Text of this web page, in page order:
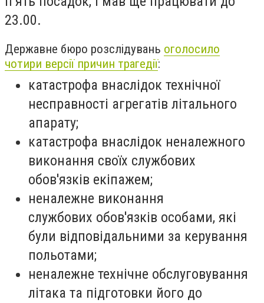
23.00.
Державне бюро розслідувань оголосило
чотири версії причин трагедії:
катастрофа внаслідок технічної
несправності агрегатів літального
апарату;
катастрофа внаслідок неналежного
виконання своїх службових
обов'язків екіпажем;
неналежне виконання
службових обов'язків особами, які
були відповідальними за керування
польотами;
неналежне технічне обслуговування
літака та підготовки його до